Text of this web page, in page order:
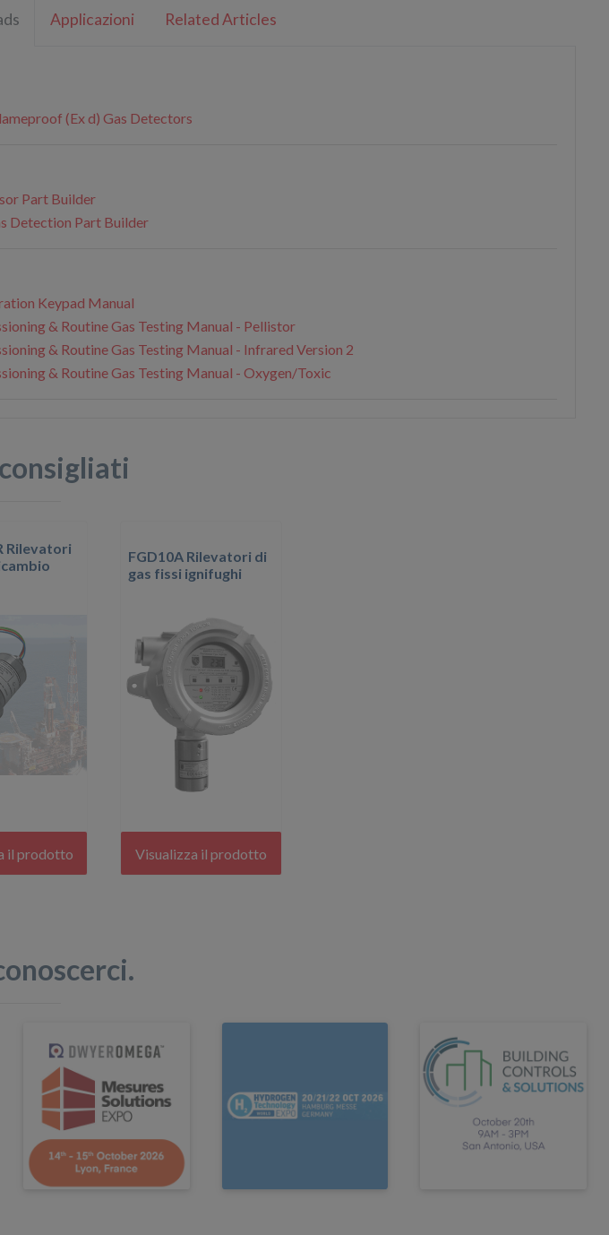
Applicazioni Related Articles
(Ex d) Gas Detectors
Part Builder
Detection Part Builder
Keypad Manual
& Routine Gas Testing Manual - Pellistor
& Routine Gas Testing Manual - Infrared Version 2
& Routine Gas Testing Manual - Oxygen/Toxic
Rilevatori
il prodotto
FGD10A Rilevatori di
gas fissi ignifughi
Visualizza il prodotto